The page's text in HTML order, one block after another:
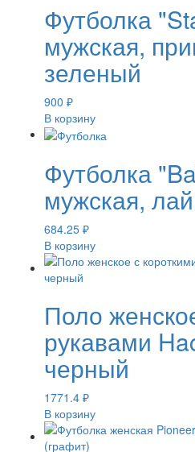
Футболка
мужская,
зеленый
900 ₽
В корзину
Футболка
мужская,
684.25 ₽
В корзину
Поло
рукавами
черный
1771.4 ₽
В корзину